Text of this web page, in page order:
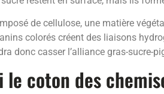
de cellulose, une matière
colorés créent des liaisons
donc casser l’alliance gras-sucre-
le coton des